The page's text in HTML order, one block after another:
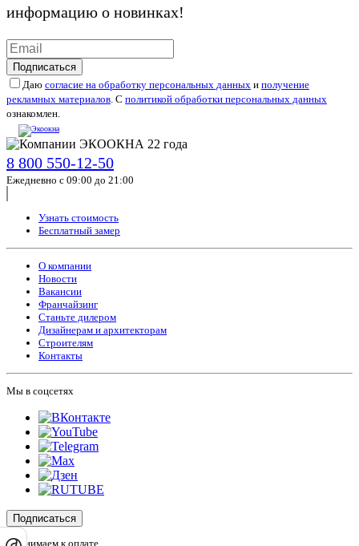
информацию о новинках!
Подписаться
Даю согласие на обработку персональных данных и получение
рекламных материалов. С политикой обработки персональных данных
ознакомлен.
8 800 550-12-50
Ежедневно с 09:00 до 21:00
Узнать стоимость
Бесплатный замер
О компании
Новости
Вакансии
Франчайзинг
Станьте дилером
Дизайнерам и архитекторам
Строителям
Контакты
Мы в соцсетях
Подписаться
Принимаем к оплате